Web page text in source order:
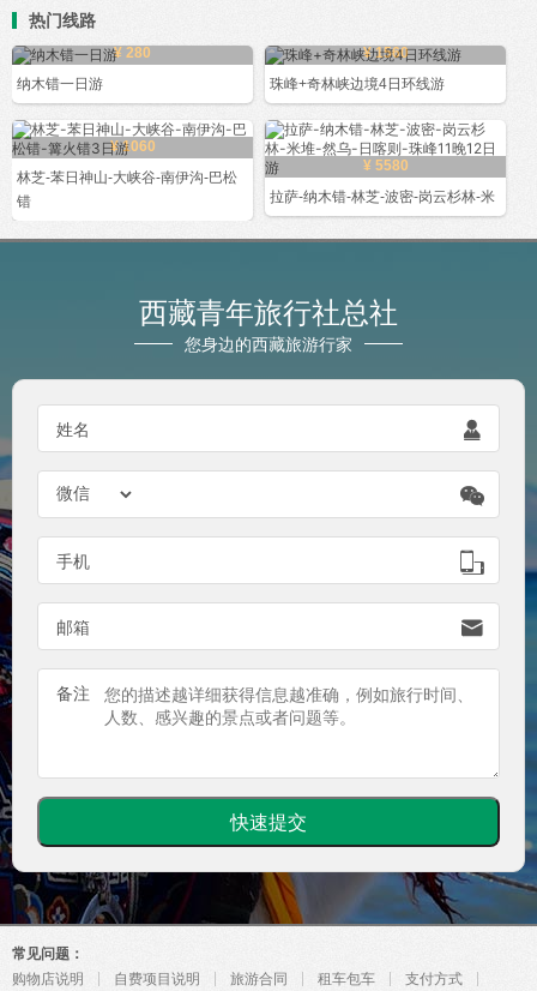
热门线路
¥ 280
纳木错一日游
¥ 1560
珠峰+奇林峡边境4日环线游
¥ 1060
林芝-苯日神山-大峡谷-南伊沟-巴松
错
¥ 5580
拉萨-纳木错-林芝-波密-岗云杉林-米
西藏青年旅行社总社
您身边的西藏旅游行家
姓名 

手机 
邮箱 
备注
常见问题：
购物店说明
自费项目说明 旅游合同 租车包车 支付方式